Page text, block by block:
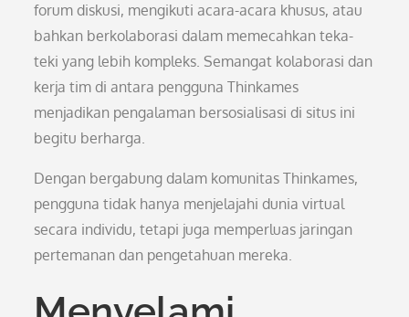
forum diskusi, mengikuti acara-acara khusus, atau
bahkan berkolaborasi dalam memecahkan teka-
teki yang lebih kompleks. Semangat kolaborasi dan
kerja tim di antara pengguna Thinkames
menjadikan pengalaman bersosialisasi di situs ini
begitu berharga.
Dengan bergabung dalam komunitas Thinkames,
pengguna tidak hanya menjelajahi dunia virtual
secara individu, tetapi juga memperluas jaringan
pertemanan dan pengetahuan mereka.